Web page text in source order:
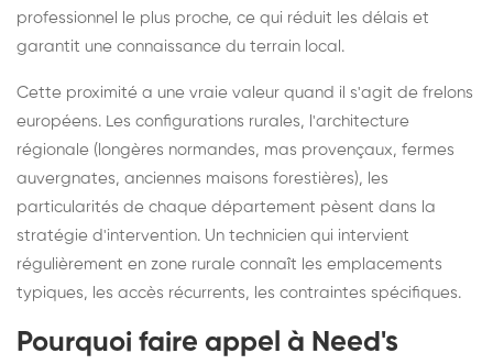
professionnel le plus proche, ce qui réduit les délais et
garantit une connaissance du terrain local.
Cette proximité a une vraie valeur quand il s'agit de frelons
européens. Les configurations rurales, l'architecture
régionale (longères normandes, mas provençaux, fermes
auvergnates, anciennes maisons forestières), les
particularités de chaque département pèsent dans la
stratégie d'intervention. Un technicien qui intervient
régulièrement en zone rurale connaît les emplacements
typiques, les accès récurrents, les contraintes spécifiques.
Pourquoi faire appel à Need's